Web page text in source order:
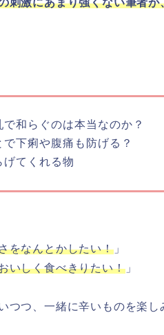
刺激にあまり強くない筆者
和らぐのは本当なのか？
下痢や腹痛も防げる？
てくれる物
をなんとかしたい！」
いしく食べきりたい！」
つつ、一緒に辛いものを楽し